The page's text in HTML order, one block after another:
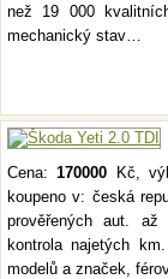
než 19 000
mechanický stav…
Cena:170000 Kč,
koupeno v: česká
prověřených aut.
kontrola najetých
modelů a značek,